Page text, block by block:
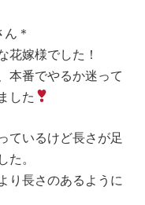
＊
花嫁様でした！
本番でやるか迷って
した
ているけど長さが足
。
り長さのあるように